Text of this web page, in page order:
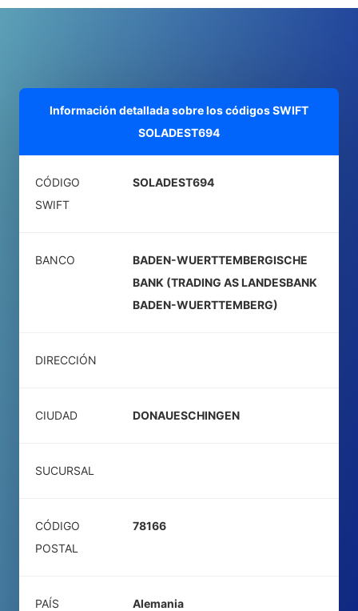
Información detallada sobre los códigos SWIFT
SOLADEST694
CÓDIGO
SWIFT
SOLADEST694
BANCO
BADEN-WUERTTEMBERGISCHE
BANK (TRADING AS LANDESBANK
BADEN-WUERTTEMBERG)
DIRECCIÓN
CIUDAD DONAUESCHINGEN
SUCURSAL
CÓDIGO
POSTAL
78166
PAÍS Alemania